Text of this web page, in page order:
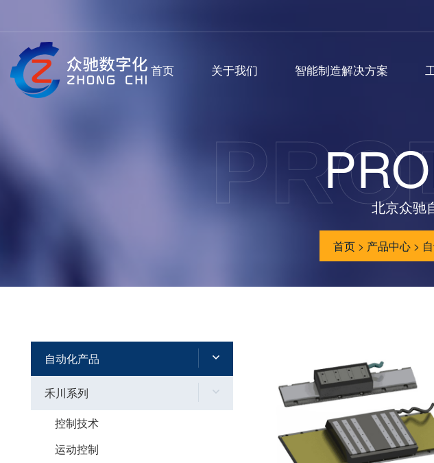
首页 关于我们 智能制造解决方案
北京众驰
首页 > 产品中心 >
自动化产品
禾川系列
控制技术
运动控制